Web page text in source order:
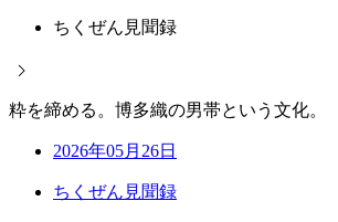
ちくぜん見聞録
粋を締める。博多織の男帯という文化。
2026年05月26日
ちくぜん見聞録